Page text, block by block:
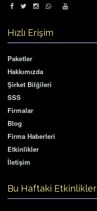
Hızlı Erişim
Paketler
Hakkımızda
Şirket Bilğileri
SSS
Firmalar
Blog
Firma Haberleri
Etkinlikler
İletişim
Bu Haftaki Etkinlikler